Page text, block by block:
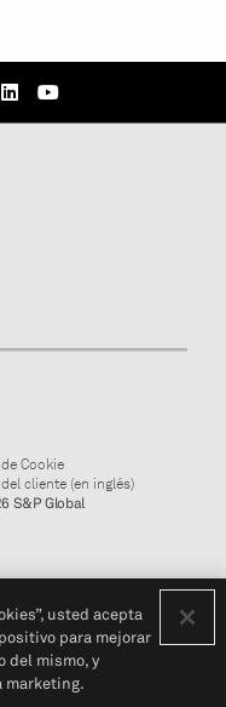
Cookie
cliente (en inglés)
S&P Global
usted acepta
para mejorar
del mismo, y
marketing.